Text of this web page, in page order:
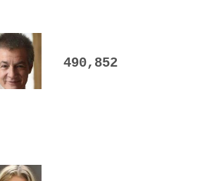
490,852